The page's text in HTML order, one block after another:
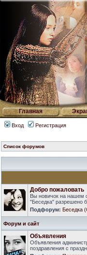
Главная
Вход Регистрация
Список форумов
Добро пожаловать
Вы новичок на нашем
"Беседка" разрешено
Подфорум: Беседка
Форум и сайт
Объявления
Объявления
поздравления с